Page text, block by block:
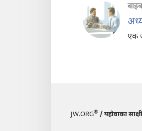
एक
JW.ORG® / यहोवाका